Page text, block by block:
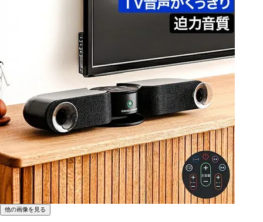
他の画像を見る